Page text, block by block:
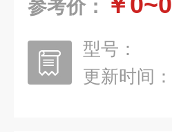
参考价：
型号：
更新时间：